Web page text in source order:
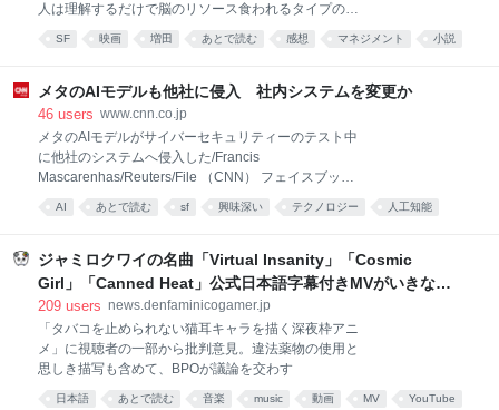
人は理解するだけで脳のリソース食われるタイプの映
像だったんじゃないか PHMみたいな理屈の積み上げそ
のものが快楽装置な作品はプロットだけ使って別解釈
言ってたみたいにある程度原作無視った方がいい場合
あるよな
SF 映画 増田 あとで読む 感想 マネジメント 小説
メタのAIモデルも他社に侵入 社内システムを変更か
46 users www.cnn.co.jp
メタのAIモデルがサイバーセキュリティーのテスト中
に他社のシステムへ侵入した/Francis
Mascarenhas/Reuters/File （CNN） フェイスブック
とインスタグラムを運営するメタの人工知能（AI）モ
デルがサイバーセキュリティーのテスト中に他社のシ
ージェントが暴走した企業にメタも加わった形だ。 メ
タによると、侵入はテスト中に起きた偶発的なエラー
によるもので、オープンAIやアンソロピックが以前に
の一つである「Muse Spark（ミューズ・スパーク）」
がテスト会社の設定ミスにより、意図せずインターネ
ットへ接続できる状態になったと説明した。 このモデ
ルは、「他社で以前に報告された事例と同様の方法
AI あとで読む sf 興味深い テクノロジー 人工知能
ジャミロクワイの名曲「Virtual Insanity」「Cosmic
Girl」「Canned Heat」公式日本語字幕付きMVがいきなり
公開！「SUMMER SONIC 2026」での9年ぶりとなる日本
公演を記念して
209 users news.denfaminicogamer.jp
「タバコを止められない猫耳キャラを描く深夜枠アニ
メ」に視聴者の一部から批判意見。違法薬物の使用と
思しき描写も含めて、BPOが議論を交わす
日本語 あとで読む 音楽 music 動画 MV YouTube